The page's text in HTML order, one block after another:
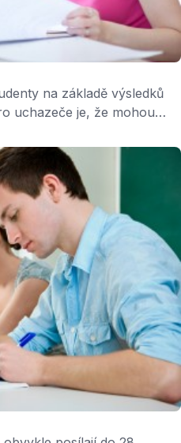
na základě výsledků
uchazeče je, že mohou
Co zjišťují SCIO testy SCIO
práce s textem,
na Jobs.cz bezplatně